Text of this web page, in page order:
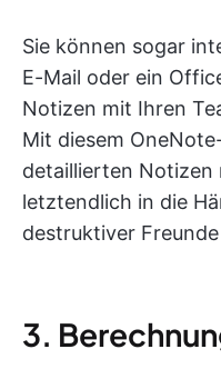
Sie können sogar
E-Mail oder ein
Notizen mit Ihren
Mit diesem
detaillierten Notizen
letztendlich in die
destruktiver
3.